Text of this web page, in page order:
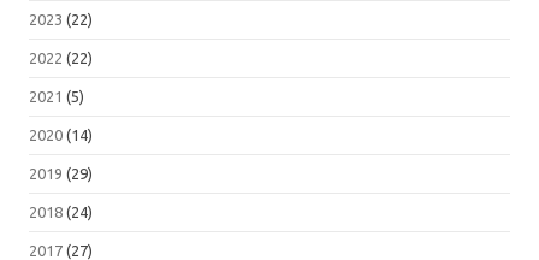
2023 (22)
2022 (22)
2021 (5)
2020 (14)
2019 (29)
2018 (24)
2017 (27)